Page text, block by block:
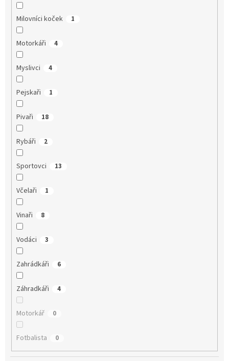
Milovníci koček 1
Motorkáři 4
Myslivci 4
Pejskaři 1
Pivaři 18
Rybáři 2
Sportovci 13
Včelaři 1
Vinaři 8
Vodáci 3
Zahrádkáři 6
Záhradkáři 4
Motorkář 0
Fotbalista 0